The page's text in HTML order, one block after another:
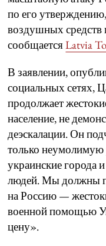
по его
воздушных
сообщаетсяLatvia
В заявлении,
социальных сетях,
продолжает
население, не
деэскалации. Он
только
украинские города
людей. Мы должны
на Россию —
военной помощью
цену».